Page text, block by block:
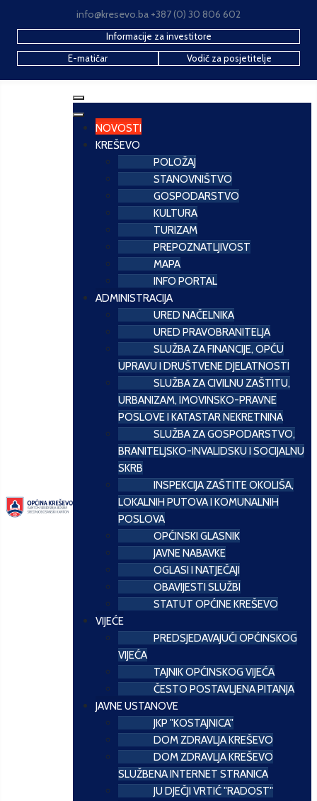
info@kresevo.ba +387 (0) 30 806 602
Informacije za investitore
E-matičar
Vodič za posjetitelje
NOVOSTI
KREŠEVO
POLOŽAJ
STANOVNIŠTVO
GOSPODARSTVO
KULTURA
TURIZAM
PREPOZNATLJIVOST
MAPA
INFO PORTAL
ADMINISTRACIJA
URED NAČELNIKA
URED PRAVOBRANITELJA
SLUŽBA ZA FINANCIJE, OPĆU
UPRAVU I DRUŠTVENE DJELATNOSTI
SLUŽBA ZA CIVILNU ZAŠTITU,
URBANIZAM, IMOVINSKO-PRAVNE
POSLOVE I KATASTAR NEKRETNINA
SLUŽBA ZA GOSPODARSTVO,
BRANITELJSKO-INVALIDSKU I SOCIJALNU
SKRB
INSPEKCIJA ZAŠTITE OKOLIŠA,
LOKALNIH PUTOVA I KOMUNALNIH
POSLOVA
OPĆINSKI GLASNIK
JAVNE NABAVKE
OGLASI I NATJEČAJI
OBAVIJESTI SLUŽBI
STATUT OPĆINE KREŠEVO
VIJEĆE
PREDSJEDAVAJUĆI OPĆINSKOG
VIJEĆA
TAJNIK OPĆINSKOG VIJEĆA
ČESTO POSTAVLJENA PITANJA
JAVNE USTANOVE
JKP "KOSTAJNICA"
DOM ZDRAVLJA KREŠEVO
DOM ZDRAVLJA KREŠEVO
SLUŽBENA INTERNET STRANICA
JU DJEČJI VRTIĆ "RADOST"